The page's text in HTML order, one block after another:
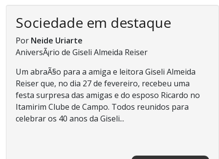
Sociedade em destaque
Por Neide Uriarte
AniversÃ¡rio de Giseli Almeida Reiser
Um abraÃ§o para a amiga e leitora Giseli Almeida
Reiser que, no dia 27 de fevereiro, recebeu uma
festa surpresa das amigas e do esposo Ricardo no
Itamirim Clube de Campo. Todos reunidos para
celebrar os 40 anos da Giseli...